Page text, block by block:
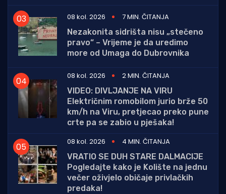
08 kol. 2026
7 MIN. ČITANJA
Nezakonita sidrišta nisu „stečeno
pravo“ – Vrijeme je da uredimo
more od Umaga do Dubrovnika
08 kol. 2026
2 MIN. ČITANJA
VIDEO: DIVLJANJE NA VIRU
Električnim romobilom jurio brže 50
km/h na Viru, pretjecao preko pune
crte pa se zabio u pješaka!
08 kol. 2026
4 MIN. ČITANJA
VRATIO SE DUH STARE DALMACIJE
Pogledajte kako je Kolište na jednu
večer oživjelo običaje privlačkih
predaka!